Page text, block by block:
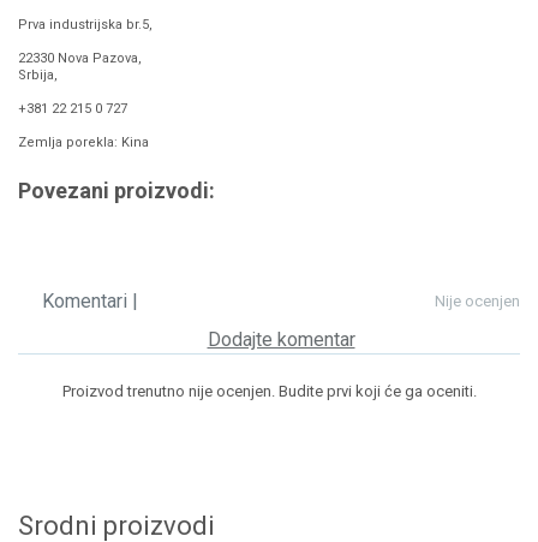
Prva industrijska br.5,
22330 Nova Pazova,
Srbija,
+381 22 215 0 727
Zemlja porekla: Kina
Povezani proizvodi:
Nije ocenjen
Komentari |
Dodajte komentar
Proizvod trenutno nije ocenjen. Budite prvi koji će ga oceniti.
Srodni proizvodi